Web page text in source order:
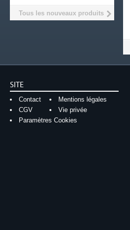
Tous les nouveaux produits
SITE
Contact
Mentions légales
CGV
Vie privée
Paramètres Cookies